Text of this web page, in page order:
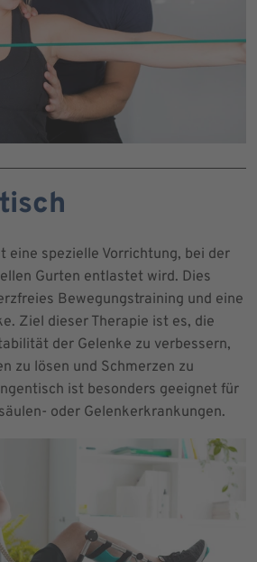
eine spezielle Vorrichtung, bei der
Gurten entlastet wird. Dies
Bewegungstraining und eine
Ziel dieser Therapie ist es, die
der Gelenke zu verbessern,
zu lösen und Schmerzen zu
ist besonders geeignet für
oder Gelenkerkrankungen.